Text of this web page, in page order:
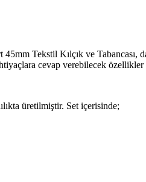
Tekstil Kılçık ve Tabancası,
cevap verebilecek özellikler
üretilmiştir. Set içerisinde;